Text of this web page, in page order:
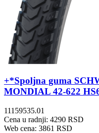
+*Spoljna guma
MONDIAL 42-622
11159535.01
Cena u radnji: 4290 RSD
Web cena: 3861 RSD